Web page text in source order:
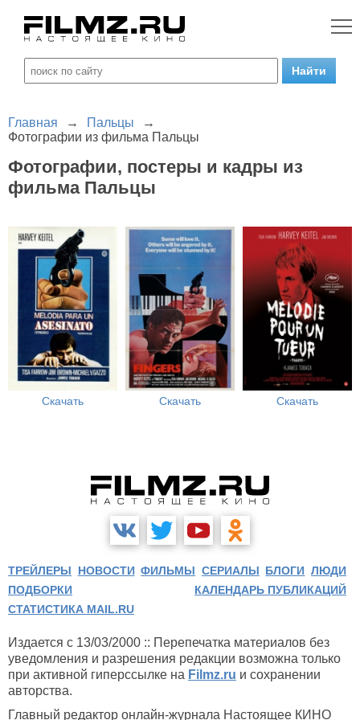
Главная → Пальцы
→
Фотографии из фильма Пальцы
Фотографии, постеры и кадры из
фильма Пальцы
Скачать Скачать Скачать
ТРЕЙЛЕРЫ НОВОСТИ ФИЛЬМЫ СЕРИАЛЫ БЛОГИ ЛЮДИ
ПОДБОРКИ
КАЛЕНДАРЬ ПУБЛИКАЦИЙ
СТАТИСТИКА MAIL.RU
Издается с 13/03/2000 :: Перепечатка материалов без
уведомления и разрешения редакции возможна только
при активной гиперссылке на Filmz.ru и сохранении
авторства.
Главный редактор онлайн-журнала Настоящее КИНО